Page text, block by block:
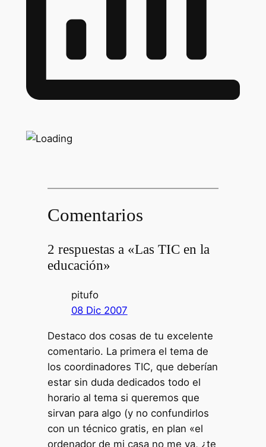
Comentarios
2 respuestas a «Las TIC en la
educación»
pitufo
08 Dic 2007
Destaco dos cosas de tu excelente
comentario. La primera el tema de
los coordinadores TIC, que deberían
estar sin duda dedicados todo el
horario al tema si queremos que
sirvan para algo (y no confundirlos
con un técnico gratis, en plan «el
ordenador de mi casa no me va, ¿te